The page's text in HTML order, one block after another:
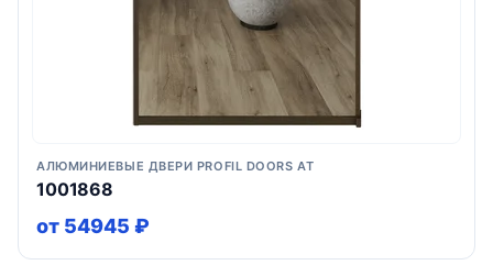
АЛЮМИНИЕВЫЕ ДВЕРИ PROFIL DOORS AT
1001868
от 54945 ₽